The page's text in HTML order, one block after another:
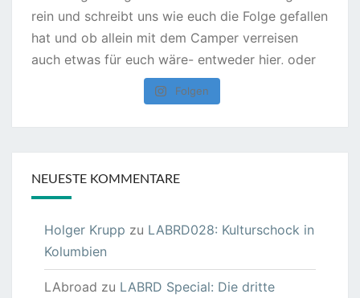
Folgen
NEUESTE KOMMENTARE
Holger Krupp zu LABRD028: Kulturschock in
Kolumbien
LAbroad zu LABRD Special: Die dritte